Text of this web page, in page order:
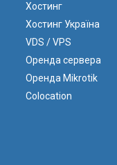
Хостинг
Хостинг Україна
VDS / VPS
Оренда сервера
Оренда Mikrotik
Colocation